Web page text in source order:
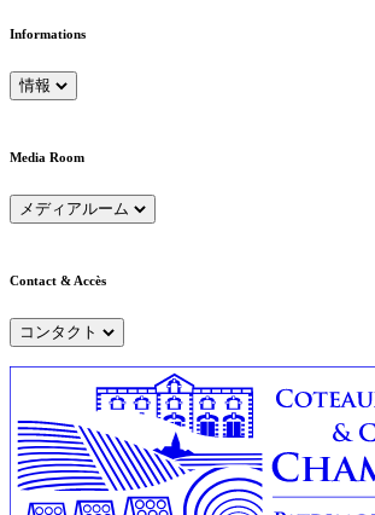
Informations
情報
Media Room
メディアルーム
Contact & Accès
コンタクト